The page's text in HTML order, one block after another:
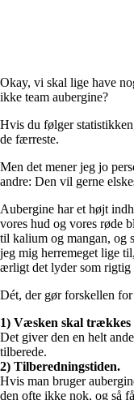
Okay, vi skal lige have
ikke team aubergine?
Hvis du følger
de færreste.
Men det mener jeg jo
andre: Den vil gerne
Aubergine har et højt
vores hud og vores røde
til kalium og mangan, og
jeg mig herremeget lige
ærligt det lyder som rigtig
Dét, der gør forskellen
1) Væsken skal trækkes
Det giver den en helt
tilberede.
2) Tilberedningstiden.
Hvis man bruger
den ofte ikke nok, og så